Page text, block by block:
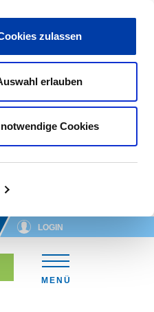
zulassen
erlauben
Cookies
LOGIN
MENÜ